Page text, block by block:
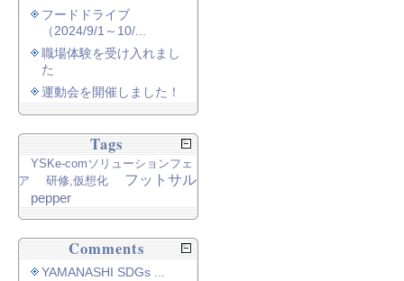
フードドライブ
（2024/9/1～10/...
職場体験を受け入れまし
た
運動会を開催しました！
Tags
YSKe-comソリューションフェ
ア
研修,仮想化
フットサル
pepper
Comments
YAMANASHI SDGs ...